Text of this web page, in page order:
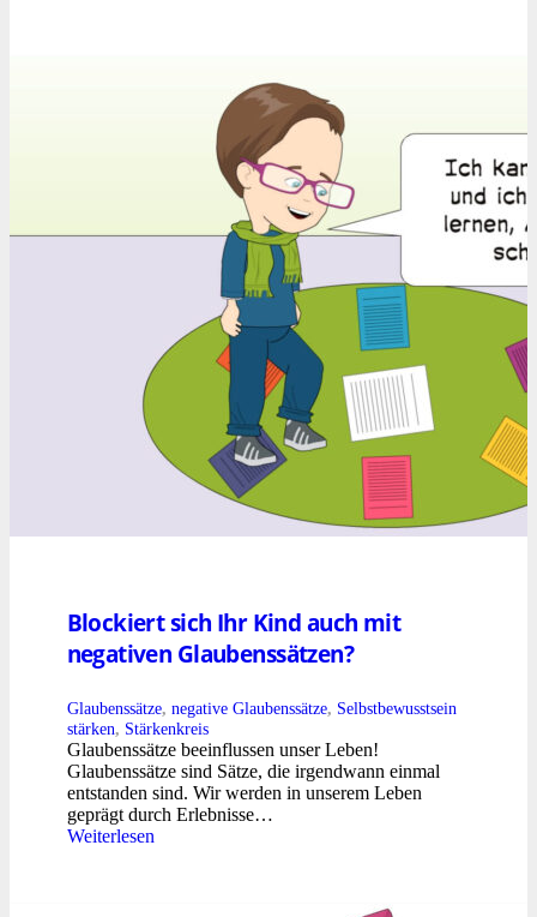
Blockiert sich Ihr Kind auch mit
negativen Glaubenssätzen?
Glaubenssätze, negative Glaubenssätze, Selbstbewusstsein
stärken, Stärkenkreis
Glaubenssätze beeinflussen unser Leben!
Glaubenssätze sind Sätze, die irgendwann einmal
entstanden sind. Wir werden in unserem Leben
geprägt durch Erlebnisse…
Weiterlesen